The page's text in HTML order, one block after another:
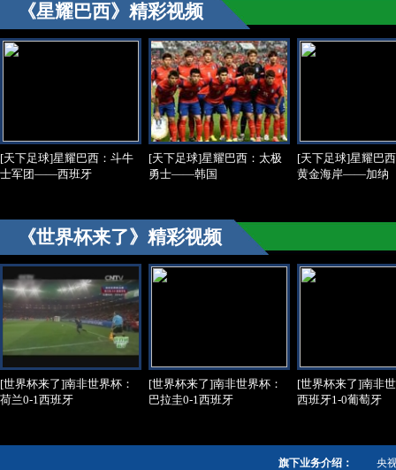
《星耀巴西》精彩视频
[天下足球]星耀巴西：斗牛
士军团——西班牙
[天下足球]星耀巴西：太极
勇士——韩国
[天下足球]星耀巴
黄金海岸——加纳
《世界杯来了》精彩视频
[世界杯来了]南非世界杯：
荷兰0-1西班牙
[世界杯来了]南非世界杯：
巴拉圭0-1西班牙
[世界杯来了]南非
西班牙1-0葡萄牙
旗下业务介绍： 央